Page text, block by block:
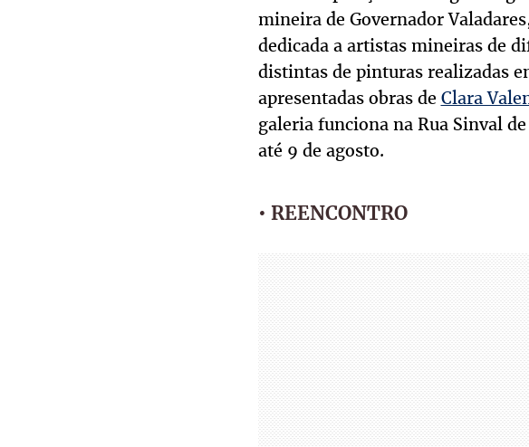
mineira de Governador
dedicada a artistas mineiras de
distintas de pinturas realizadas
apresentadas obras de Clara
galeria funciona na Rua Sinval
até 9 de agosto.
• REENCONTRO